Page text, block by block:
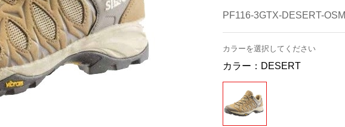
PF116-3GTX-DESERT-OSM
カラーを選択してください
カラー： DESERT